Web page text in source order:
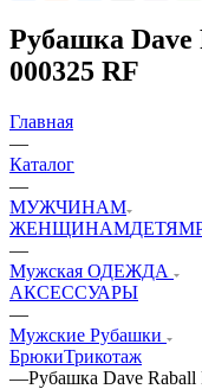
Рубашка Dave
000325 RF
Главная
—
Каталог
—
МУЖЧИНАМ
ЖЕНЩИНАМДЕТЯМ
—
Мужская ОДЕЖДА
АКСЕССУАРЫ
—
Мужские Рубашки
БрюкиТрикотаж
—Рубашка Dave Raball